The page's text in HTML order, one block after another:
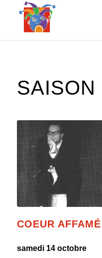
SAISON
COEUR AFFAMÉ
samedi 14 octobre